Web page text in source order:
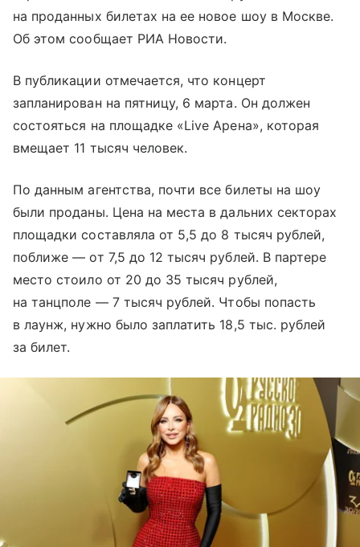
на проданных билетах на ее новое шоу в Москве.
Об этом сообщает РИА Новости.
В публикации отмечается, что концерт
запланирован на пятницу, 6 марта. Он должен
состояться на площадке «Live Арена», которая
вмещает 11 тысяч человек.
По данным агентства, почти все билеты на шоу
были проданы. Цена на места в дальних секторах
площадки составляла от 5,5 до 8 тысяч рублей,
поближе — от 7,5 до 12 тысяч рублей. В партере
место стоило от 20 до 35 тысяч рублей,
на танцполе — 7 тысяч рублей. Чтобы попасть
в лаунж, нужно было заплатить 18,5 тыс. рублей
за билет.